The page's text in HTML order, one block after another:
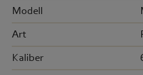
Modell
Art
Kaliber